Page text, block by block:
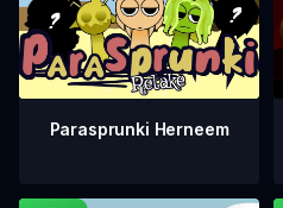
Parasprunki Herneem